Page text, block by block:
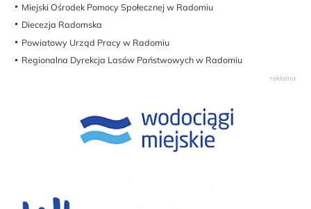
Miejski Ośrodek Pomocy Społecznej w Radomiu
Diecezja Radomska
Powiatowy Urząd Pracy w Radomiu
Regionalna Dyrekcja Lasów Państwowych w Radomiu